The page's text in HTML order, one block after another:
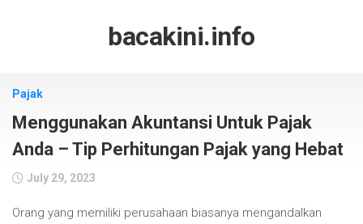
bacakini.info
Pajak
Menggunakan Akuntansi Untuk Pajak
Anda – Tip Perhitungan Pajak yang Hebat
July 29, 2023
Orang yang memiliki perusahaan biasanya mengandalkan